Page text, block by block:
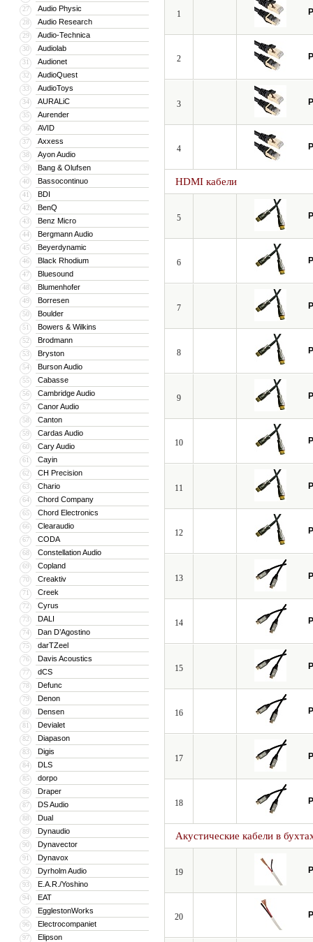
27 Audio Physic
28 Audio Research
29 Audio-Technica
30 Audiolab
31 Audionet
32 AudioQuest
33 AudioToys
34 AURALiC
35 Aurender
36 AVID
37 Axxess
38 Ayon Audio
39 Bang & Olufsen
40 Bassocontinuo
41 BDI
42 BenQ
43 Benz Micro
44 Bergmann Audio
45 Beyerdynamic
46 Black Rhodium
47 Bluesound
48 Blumenhofer
49 Borresen
50 Boulder
51 Bowers & Wilkins
52 Brodmann
53 Bryston
54 Burson Audio
55 Cabasse
56 Cambridge Audio
57 Canor Audio
58 Canton
59 Cardas Audio
60 Cary Audio
61 Cayin
62 CH Precision
63 Chario
64 Chord Company
65 Chord Electronics
66 Clearaudio
67 CODA
68 Constellation Audio
69 Copland
70 Creaktiv
71 Creek
72 Cyrus
73 DALI
74 Dan D’Agostino
75 darTZeel
76 Davis Acoustics
77 dCS
78 Defunc
79 Denon
80 Densen
81 Devialet
82 Diapason
83 Digis
84 DLS
85 dorpo
86 Draper
87 DS Audio
88 Dual
89 Dynaudio
90 Dynavector
91 Dynavox
92 Dyrholm Audio
93 E.A.R./Yoshino
94 EAT
95 EgglestonWorks
96 Electrocompaniet
97 Elipson
1
2
3
4
HDMI кабели
5
6
7
8
9
10
11
12
13
14
15
16
17
18
Акустические кабели в
19
20